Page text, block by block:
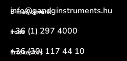
E-mail címünk
info@gandginstruments.hu
Iroda
+36 (1) 297 4000
Értékesítés
+36 (30) 117 44 10